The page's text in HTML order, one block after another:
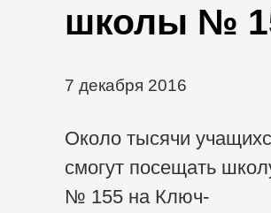
школы №
7 декабря 2016
Около тысячи
смогут посещать
№ 155 на Ключ-